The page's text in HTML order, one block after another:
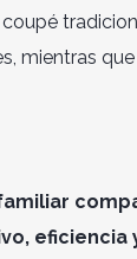
mientras
eficiencia